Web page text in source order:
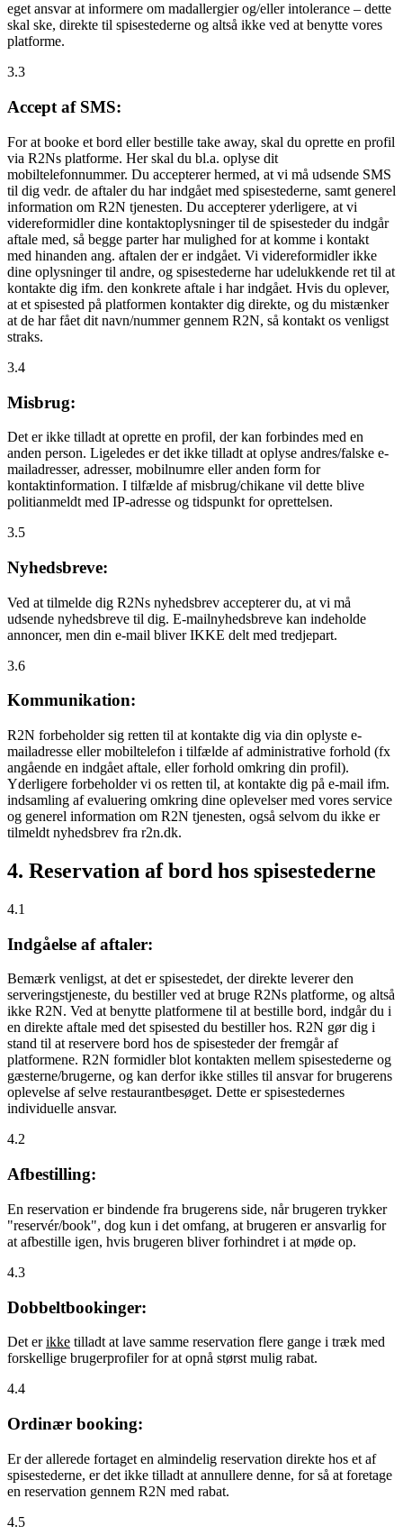
eget ansvar at informere om madallergier og/eller intolerance – dette
skal ske, direkte til spisestederne og altså ikke ved at benytte vores
platforme.
3.3
Accept af SMS:
For at booke et bord eller bestille take away, skal du oprette en profil
via R2Ns platforme. Her skal du bl.a. oplyse dit
mobiltelefonnummer. Du accepterer hermed, at vi må udsende SMS
til dig vedr. de aftaler du har indgået med spisestederne, samt generel
information om R2N tjenesten. Du accepterer yderligere, at vi
videreformidler dine kontaktoplysninger til de spisesteder du indgår
aftale med, så begge parter har mulighed for at komme i kontakt
med hinanden ang. aftalen der er indgået. Vi videreformidler ikke
dine oplysninger til andre, og spisestederne har udelukkende ret til at
kontakte dig ifm. den konkrete aftale i har indgået. Hvis du oplever,
at et spisested på platformen kontakter dig direkte, og du mistænker
at de har fået dit navn/nummer gennem R2N, så kontakt os venligst
straks.
3.4
Misbrug:
Det er ikke tilladt at oprette en profil, der kan forbindes med en
anden person. Ligeledes er det ikke tilladt at oplyse andres/falske e-
mailadresser, adresser, mobilnumre eller anden form for
kontaktinformation. I tilfælde af misbrug/chikane vil dette blive
politianmeldt med IP-adresse og tidspunkt for oprettelsen.
3.5
Nyhedsbreve:
Ved at tilmelde dig R2Ns nyhedsbrev accepterer du, at vi må
udsende nyhedsbreve til dig. E-mailnyhedsbreve kan indeholde
annoncer, men din e-mail bliver IKKE delt med tredjepart.
3.6
Kommunikation:
R2N forbeholder sig retten til at kontakte dig via din oplyste e-
mailadresse eller mobiltelefon i tilfælde af administrative forhold (fx
angående en indgået aftale, eller forhold omkring din profil).
Yderligere forbeholder vi os retten til, at kontakte dig på e-mail ifm.
indsamling af evaluering omkring dine oplevelser med vores service
og generel information om R2N tjenesten, også selvom du ikke er
tilmeldt nyhedsbrev fra r2n.dk.
4. Reservation af bord hos spisestederne
4.1
Indgåelse af aftaler:
Bemærk venligst, at det er spisestedet, der direkte leverer den
serveringstjeneste, du bestiller ved at bruge R2Ns platforme, og altså
ikke R2N. Ved at benytte platformene til at bestille bord, indgår du i
en direkte aftale med det spisested du bestiller hos. R2N gør dig i
stand til at reservere bord hos de spisesteder der fremgår af
platformene. R2N formidler blot kontakten mellem spisestederne og
gæsterne/brugerne, og kan derfor ikke stilles til ansvar for brugerens
oplevelse af selve restaurantbesøget. Dette er spisestedernes
individuelle ansvar.
4.2
Afbestilling:
En reservation er bindende fra brugerens side, når brugeren trykker
"reservér/book", dog kun i det omfang, at brugeren er ansvarlig for
at afbestille igen, hvis brugeren bliver forhindret i at møde op.
4.3
Dobbeltbookinger:
Det erikke tilladt at lave samme reservation flere gange i træk med
forskellige brugerprofiler for at opnå størst mulig rabat.
4.4
Ordinær booking:
Er der allerede fortaget en almindelig reservation direkte hos et af
spisestederne, er det ikke tilladt at annullere denne, for så at foretage
en reservation gennem R2N med rabat.
4.5